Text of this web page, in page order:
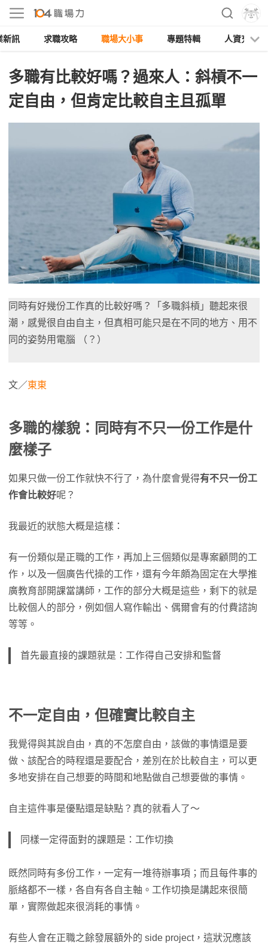
新訊 求職攻略 職場大小事 專題特輯 人資充電
多職有比較好嗎？過來人：斜槓不一
定自由，但肯定比較自主且孤單
同時有好幾份工作真的比較好嗎？「多職斜槓」聽起來很
潮，感覺很自由自主，但真相可能只是在不同的地方、用不
同的姿勢用電腦 （？）
文／東東
多職的樣貌：同時有不只一份工作是什
麼樣子
如果只做一份工作就快不行了，為什麼會覺得有不只一份工
作會比較好呢？
我最近的狀態大概是這樣：
有一份類似是正職的工作，再加上三個類似是專案顧問的工
作，以及一個廣告代操的工作，還有今年頗為固定在大學推
廣教育部開課當講師，工作的部分大概是這些，剩下的就是
比較個人的部分，例如個人寫作輸出、偶爾會有的付費諮詢
等等。
首先最直接的課題就是：工作得自己安排和監督
不一定自由，但確實比較自主
我覺得與其說自由，真的不怎麼自由，該做的事情還是要
做、該配合的時程還是要配合，差別在於比較自主，可以更
多地安排在自己想要的時間和地點做自己想要做的事情。
自主這件事是優點還是缺點？真的就看人了～
同樣一定得面對的課題是：工作切換
既然同時有多份工作，一定有一堆待辦事項；而且每件事的
脈絡都不一樣，各自有各自主軸。工作切換是講起來很簡
單，實際做起來很消耗的事情。
有些人會在正職之餘發展額外的 side project，這狀況應該